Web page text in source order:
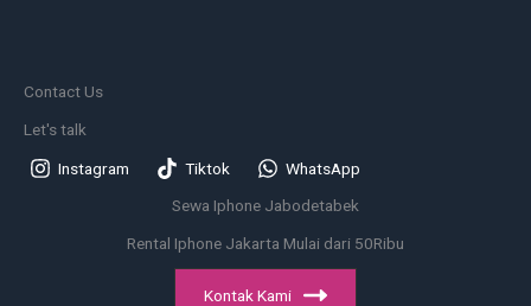
Contact Us
Let's talk
Instagram Tiktok
WhatsApp
Sewa Iphone Jabodetabek
Rental Iphone Jakarta Mulai dari 50Ribu
Kontak Kami